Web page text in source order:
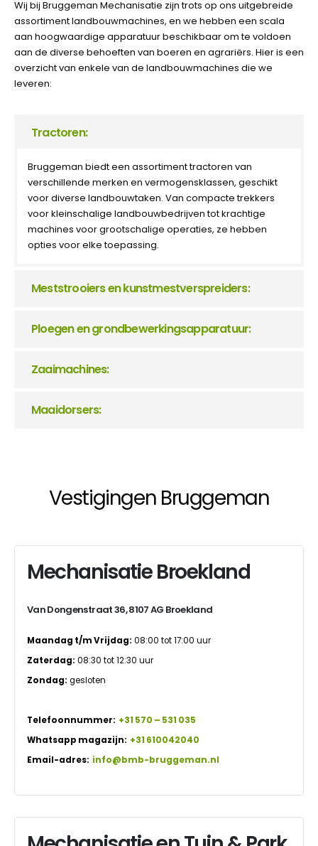
Wij bij Bruggeman Mechanisatie zijn trots op ons uitgebreide
assortiment landbouwmachines, en we hebben een scala
aan hoogwaardige apparatuur beschikbaar om te voldoen
aan de diverse behoeften van boeren en agrariërs. Hier is een
overzicht van enkele van de landbouwmachines die we
leveren:
Tractoren:
Bruggeman biedt een assortiment tractoren van
verschillende merken en vermogensklassen, geschikt
voor diverse landbouwtaken. Van compacte trekkers
voor kleinschalige landbouwbedrijven tot krachtige
machines voor grootschalige operaties, ze hebben
opties voor elke toepassing.
Meststrooiers en kunstmestverspreiders:
Ploegen en grondbewerkingsapparatuur:
Zaaimachines:
Maaidorsers:
Vestigingen Bruggeman
Mechanisatie Broekland
Van Dongenstraat 36, 8107 AG Broekland
Maandag t/m Vrijdag: 08:00 tot 17:00 uur
Zaterdag: 08:30 tot 12:30 uur
Zondag: gesloten
Telefoonnummer: +31 570 – 531 035
Whatsapp magazijn: +31 610042040
Email-adres: info@bmb-bruggeman.nl